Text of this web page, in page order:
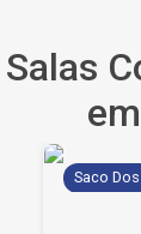
Salas
em
Saco